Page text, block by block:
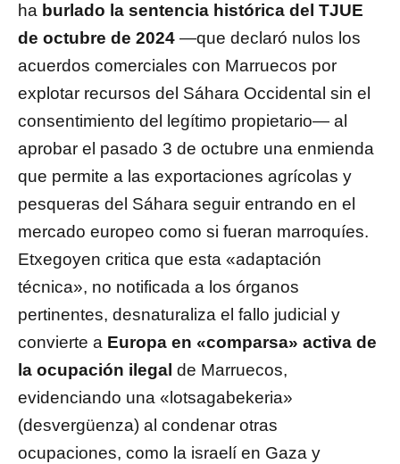
ha burlado la sentencia histórica del TJUE
de octubre de 2024 —que declaró nulos los
acuerdos comerciales con Marruecos por
explotar recursos del Sáhara Occidental sin el
consentimiento del legítimo propietario— al
aprobar el pasado 3 de octubre una enmienda
que permite a las exportaciones agrícolas y
pesqueras del Sáhara seguir entrando en el
mercado europeo como si fueran marroquíes.
Etxegoyen critica que esta «adaptación
técnica», no notificada a los órganos
pertinentes, desnaturaliza el fallo judicial y
convierte a Europa en «comparsa» activa de
la ocupación ilegal de Marruecos,
evidenciando una «lotsagabekeria»
(desvergüenza) al condenar otras
ocupaciones, como la israelí en Gaza y